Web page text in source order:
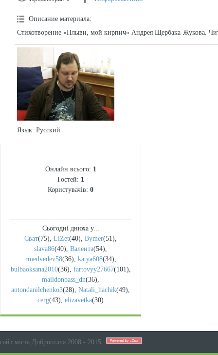
Описание материала:
Стихотворение «Плыви, мой кирпич» Андрея Щербака-Жукова.
Язык: Русский
Онлайн всього: 1
Гостей: 1
Користувачів: 0
Сьогодні днюха у...
Сват(75), LiZet(40), Bymer(51),
slava86(40), Валента(54),
rmedvedev58(36), katya608(34),
bulbaoksana2010(36), fartovyy27667(101),
maildonbass_dn(36),
antondanilchenko3(28), Natali_hachik(49),
cerg(43), elizavetka(30)
сайт міста Добропілля 2008 - 2015